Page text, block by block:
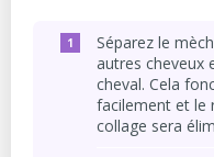
Séparez le
autres cheveux
cheval. Cela
facilement et le
collage sera